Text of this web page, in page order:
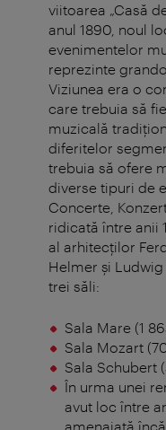
viitoarea „Casă
anul 1890, noul
evenimentelor
reprezinte
Viziunea era o
care trebuia să
muzicală
diferitelor
trebuia să ofere
diverse tipuri de
Concerte,
ridicată între anii
al arhitecţilor
Helmer şi
trei săli:
Sala Mare (1
Sala Mozart
Sala Schubert
În urma unei
avut loc între
amenajată